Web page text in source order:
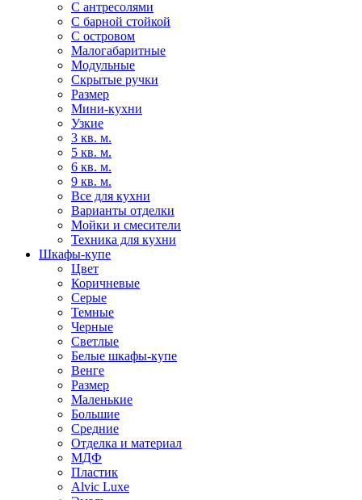
С антресолями
С барной стойкой
С островом
Малогабаритные
Модульные
Скрытые ручки
Размер
Мини-кухни
Узкие
3 кв. м.
5 кв. м.
6 кв. м.
9 кв. м.
Все для кухни
Варианты отделки
Мойки и смесители
Техника для кухни
Шкафы-купе
Цвет
Коричневые
Серые
Темные
Черные
Светлые
Белые шкафы-купе
Венге
Размер
Маленькие
Большие
Средние
Отделка и материал
МДФ
Пластик
Alvic Luxe